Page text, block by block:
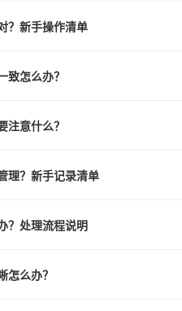
？新手操作清单
致怎么办？
注意什么？
理？新手记录清单
？处理流程说明
怎么办？